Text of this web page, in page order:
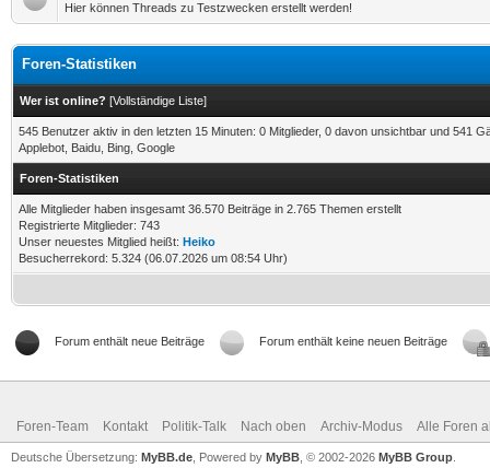
Hier können Threads zu Testzwecken erstellt werden!
Foren-Statistiken
Wer ist online? [Vollständige Liste]
545 Benutzer aktiv in den letzten 15 Minuten: 0 Mitglieder, 0 davon unsichtbar und 541
Applebot, Baidu, Bing, Google
Foren-Statistiken
Alle Mitglieder haben insgesamt 36.570 Beiträge in 2.765 Themen erstellt
Registrierte Mitglieder: 743
Unser neuestes Mitglied heißt: Heiko
Besucherrekord: 5.324 (06.07.2026 um 08:54 Uhr)
Forum enthält neue Beiträge Forum enthält keine neuen Beiträge
Foren-Team Kontakt Politik-Talk Nach oben Archiv-Modus Alle Foren
Deutsche Übersetzung: MyBB.de , Powered by MyBB , © 2002-2026 MyBB Group